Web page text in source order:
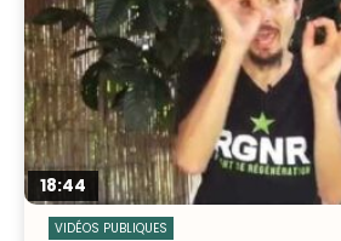
18:44
VIDÉOS PUBLIQUES